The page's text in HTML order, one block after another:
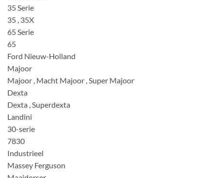
35 Serie
35 , 35X
65 Serie
65
Ford Nieuw-Holland
Majoor
Majoor , Macht Majoor , Super Majoor
Dexta
Dexta , Superdexta
Landini
30-serie
7830
Industrieel
Massey Ferguson